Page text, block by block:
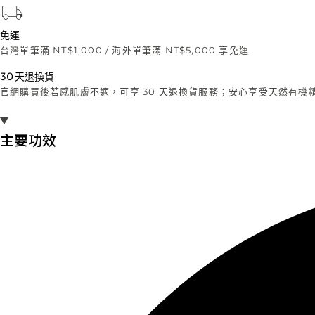
免運
台灣單筆滿 NT$1,000 / 海外單筆滿 NT$5,000 享免運
30 天退換貨
官網購買後若感肌膚不適，可享 30 天退換貨服務；安心享受天然有機
主要功效